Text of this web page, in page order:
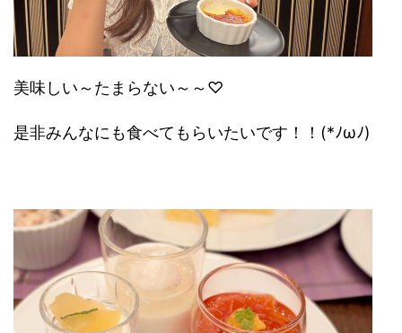
美味しい～たまらない～～♡
是非みんなにも食べてもらいたいです！！(*ﾉωﾉ)